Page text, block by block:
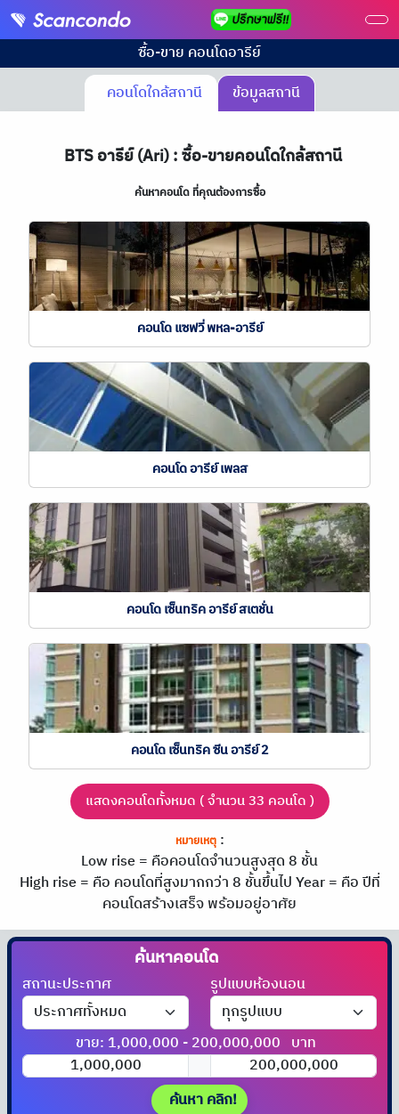
ซื้อ-ขาย คอนโดอารีย์
คอนโดใกล้สถานี
ข้อมูลสถานี
BTSอารีย์ (Ari) : ซื้อ-ขายคอนโดใกล้สถานี
ค้นหาคอนโด ที่คุณต้องการซื้อ
คอนโด แซฟวี่ พหล-อารีย์
คอนโด อารีย์ เพลส
คอนโด เซ็นทริค อารีย์ สเตชั่น
คอนโด เซ็นทริค ซีน อารีย์ 2
แสดงคอนโดทั้งหมด ( จำนวน 33 คอนโด )
หมายเหตุ:
Low rise = คือคอนโดจำนวนสูงสุด 8 ชั้น
High rise = คือ คอนโดที่สูงมากกว่า 8 ชั้นขึ้นไปYear = คือ ปีที่
คอนโดสร้างเสร็จ พร้อมอยู่อาศัย
ค้นหาคอนโด
สถานะประกาศ รูปแบบห้องนอน
ขาย: 1,000,000 - 200,000,000 บาท
ค้นหา คลิก!